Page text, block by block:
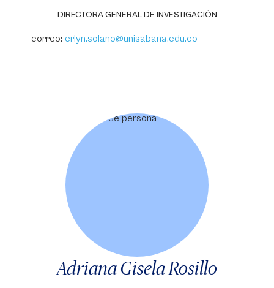
DIRECTORA GENERAL DE INVESTIGACIÓN
correo: erlyn.solano@unisabana.edu.co
Adriana Gisela Rosillo